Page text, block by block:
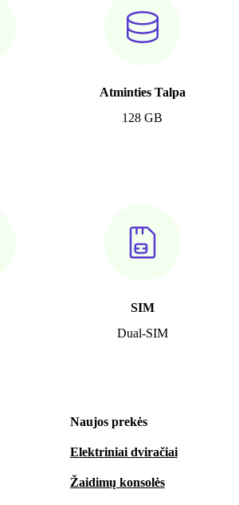
Atminties Talpa
128 GB
SIM
Dual-SIM
Naujos prekės
Elektriniai dviračiai
Žaidimų konsolės